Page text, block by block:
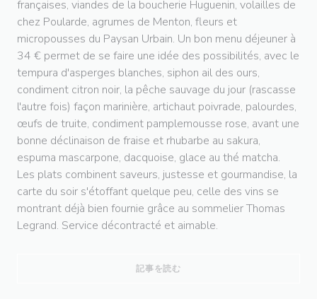
françaises, viandes de la boucherie Huguenin, volailles de
chez Poularde, agrumes de Menton, fleurs et
micropousses du Paysan Urbain. Un bon menu déjeuner à
34 € permet de se faire une idée des possibilités, avec le
tempura d'asperges blanches, siphon ail des ours,
condiment citron noir, la pêche sauvage du jour (rascasse
l'autre fois) façon marinière, artichaut poivrade, palourdes,
œufs de truite, condiment pamplemousse rose, avant une
bonne déclinaison de fraise et rhubarbe au sakura,
espuma mascarpone, dacquoise, glace au thé matcha.
Les plats combinent saveurs, justesse et gourmandise, la
carte du soir s'étoffant quelque peu, celle des vins se
montrant déjà bien fournie grâce au sommelier Thomas
Legrand. Service décontracté et aimable.
記事を読む